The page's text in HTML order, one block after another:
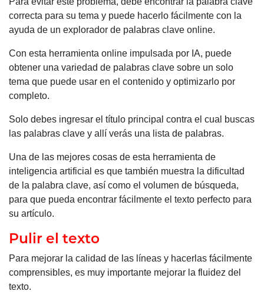
correcta para su tema y puede hacerlo fácilmente con la
ayuda de un explorador de palabras clave online.
Con esta herramienta online impulsada por IA, puede
obtener una variedad de palabras clave sobre un solo
tema que puede usar en el contenido y optimizarlo por
completo.
Solo debes ingresar el título principal contra el cual buscas
las palabras clave y allí verás una lista de palabras.
Una de las mejores cosas de esta herramienta de
inteligencia artificial es que también muestra la dificultad
de la palabra clave, así como el volumen de búsqueda,
para que pueda encontrar fácilmente el texto perfecto para
su artículo.
Pulir el texto
Para mejorar la calidad de las líneas y hacerlas fácilmente
comprensibles, es muy importante mejorar la fluidez del
texto.